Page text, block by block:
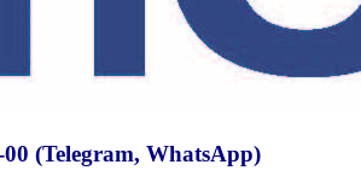
(Telegram, WhatsApp)